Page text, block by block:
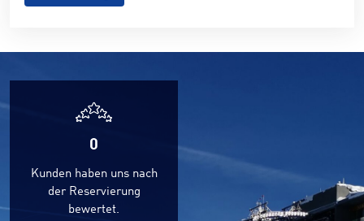
0
Kunden haben uns nach
der Reservierung
bewertet.